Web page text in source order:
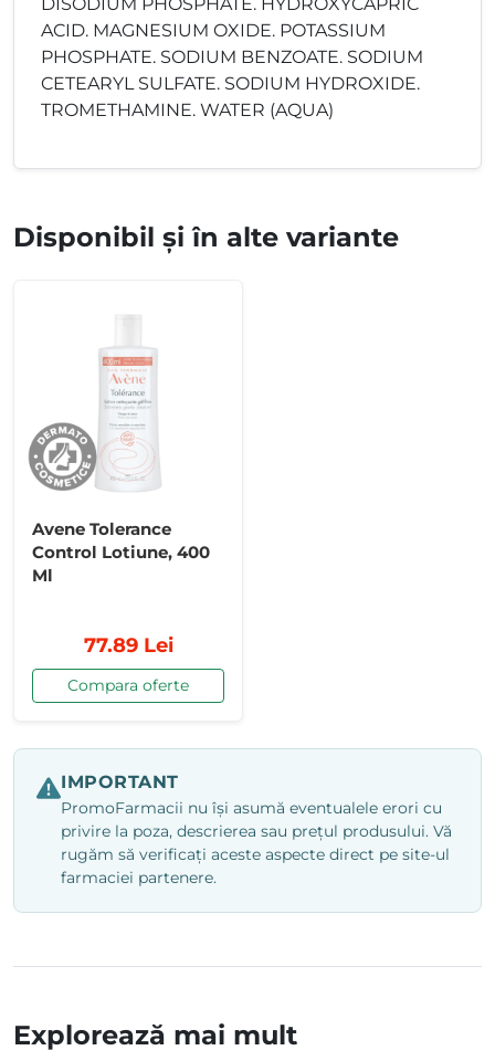
ACID. MAGNESIUM OXIDE. POTASSIUM
PHOSPHATE. SODIUM BENZOATE. SODIUM
CETEARYL SULFATE. SODIUM HYDROXIDE.
TROMETHAMINE. WATER (AQUA)
Disponibil și în alte variante
Avene Tolerance
Control Lotiune, 400
Ml
77.89 Lei
Compara oferte
IMPORTANT
PromoFarmacii nu își asumă eventualele erori cu
privire la poza, descrierea sau prețul produsului. Vă
rugăm să verificați aceste aspecte direct pe site-ul
farmaciei partenere.
Explorează mai mult